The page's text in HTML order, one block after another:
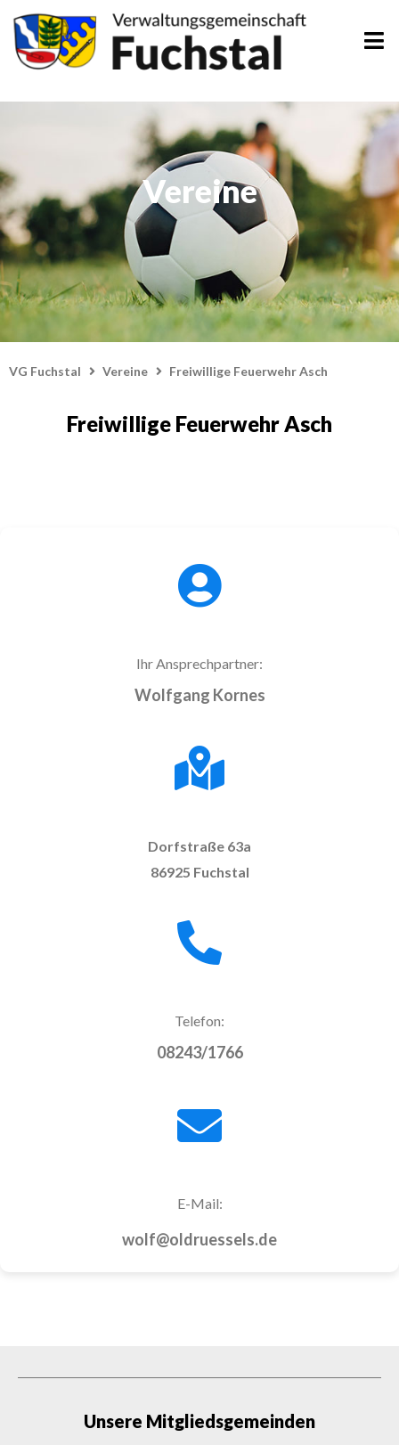
Zum
Inhalt
springen
Vereine
VG Fuchstal Vereine Freiwillige Feuerwehr Asch
Freiwillige Feuerwehr Asch
Ihr Ansprechpartner:
Wolfgang Kornes
Dorfstraße 63a
86925 Fuchstal
Telefon:
08243/1766
E-Mail:
wolf@oldruessels.de
Unsere Mitgliedsgemeinden